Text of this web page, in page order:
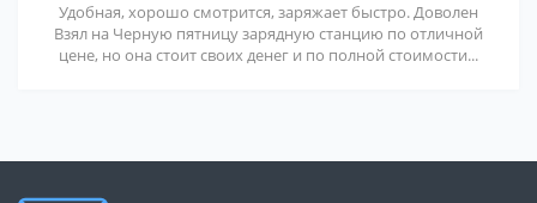
Удобная, хорошо смотрится, заряжает быстро. Доволен
Взял на Черную пятницу зарядную станцию по отличной
цене, но она стоит своих денег и по полной стоимости...